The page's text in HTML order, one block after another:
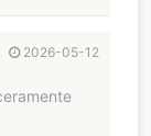
2026-05-12